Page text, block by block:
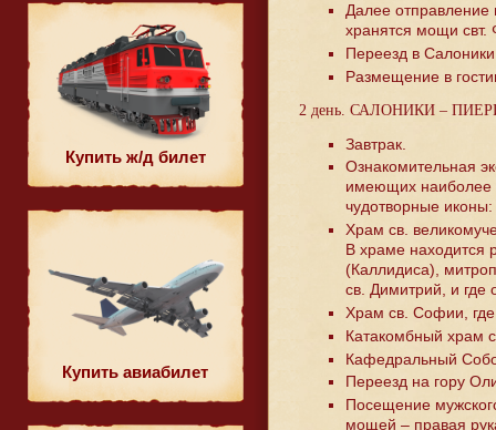
Купить ж/д билет
Купить авиабилет
Далее отправление
хранятся мощи свт.
Переезд в
Размещение в
2 день. САЛОНИКИ –
Завтрак.
Ознакомительная
имеющих наиболее
чудотворные иконы:
Храм св.
В храме находится
(Каллидиса),
св. Димитрий, и где
Храм св. Софии, где
Катакомбный храм
Кафедральный
Переезд на гору
Посещение
мощей – правая